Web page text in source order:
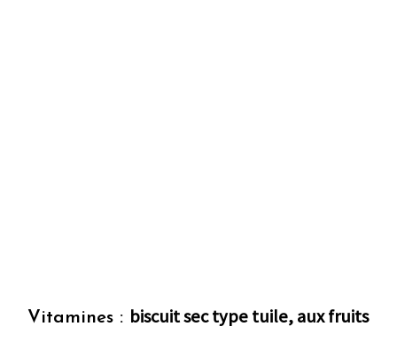
Vitamines : biscuit sec type tuile, aux fruits